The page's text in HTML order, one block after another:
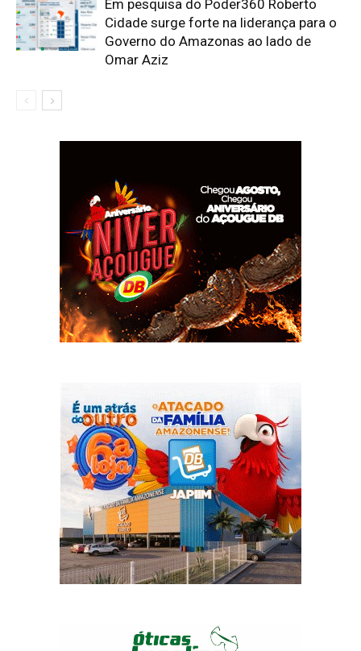
Em pesquisa do Poder360 Roberto
Cidade surge forte na liderança para o
Governo do Amazonas ao lado de
Omar Aziz